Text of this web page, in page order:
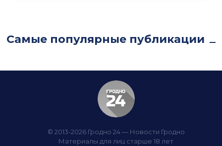
Самые популярные публикации
© 2013-2026 Гродно 24 — Новости Гродно
Материалы для лиц старше 18 лет